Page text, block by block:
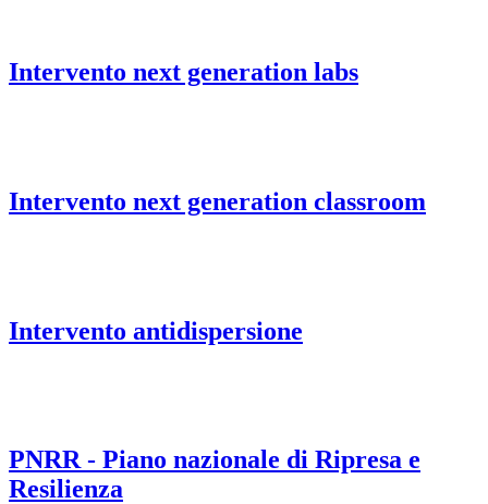
Intervento next generation labs
Intervento next generation classroom
Intervento antidispersione
PNRR - Piano nazionale di Ripresa e
Resilienza